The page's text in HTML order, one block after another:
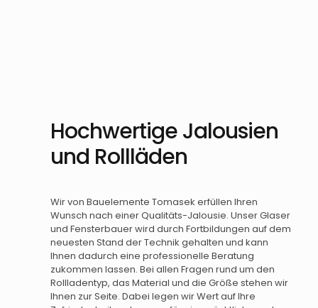
Hochwertige Jalousien
und Rollläden
Wir von Bauelemente Tomasek erfüllen Ihren
Wunsch nach einer Qualitäts-Jalousie. Unser Glaser
und Fensterbauer wird durch Fortbildungen auf dem
neuesten Stand der Technik gehalten und kann
Ihnen dadurch eine professionelle Beratung
zukommen lassen. Bei allen Fragen rund um den
Rollladentyp, das Material und die Größe stehen wir
Ihnen zur Seite. Dabei legen wir Wert auf Ihre